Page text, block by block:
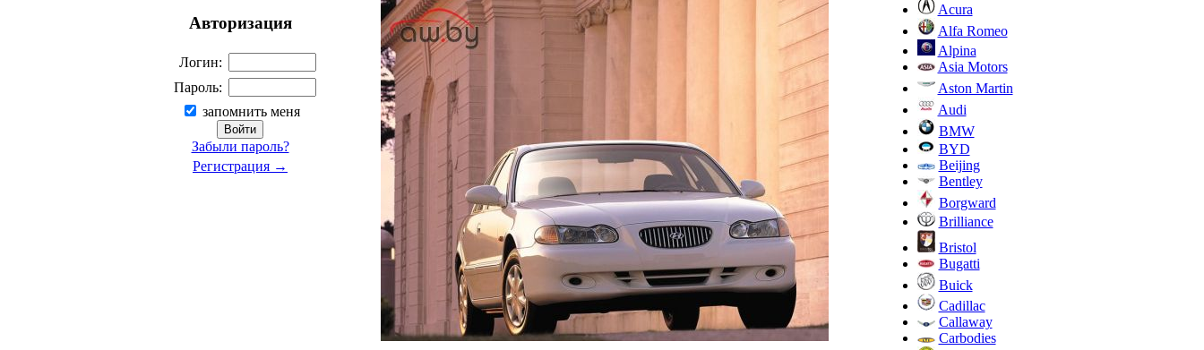
Авторизация
Логин:
Пароль:
запомнить меня
Забыли пароль?
Регистрация →
Acura
Alfa Romeo
Alpina
Asia Motors
Aston Martin
Audi
BMW
BYD
Beijing
Bentley
Borgward
Brilliance
Bristol
Bugatti
Buick
Cadillac
Callaway
Carbodies